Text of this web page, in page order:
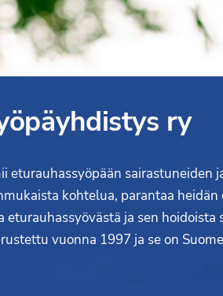
ry
sairastuneiden
kohtelua, parantaa
ja sen hoidoista
vuonna 1997 ja se on